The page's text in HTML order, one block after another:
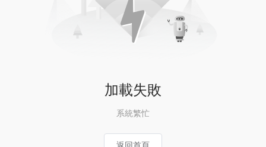
加載失敗
系統繁忙
返回首頁